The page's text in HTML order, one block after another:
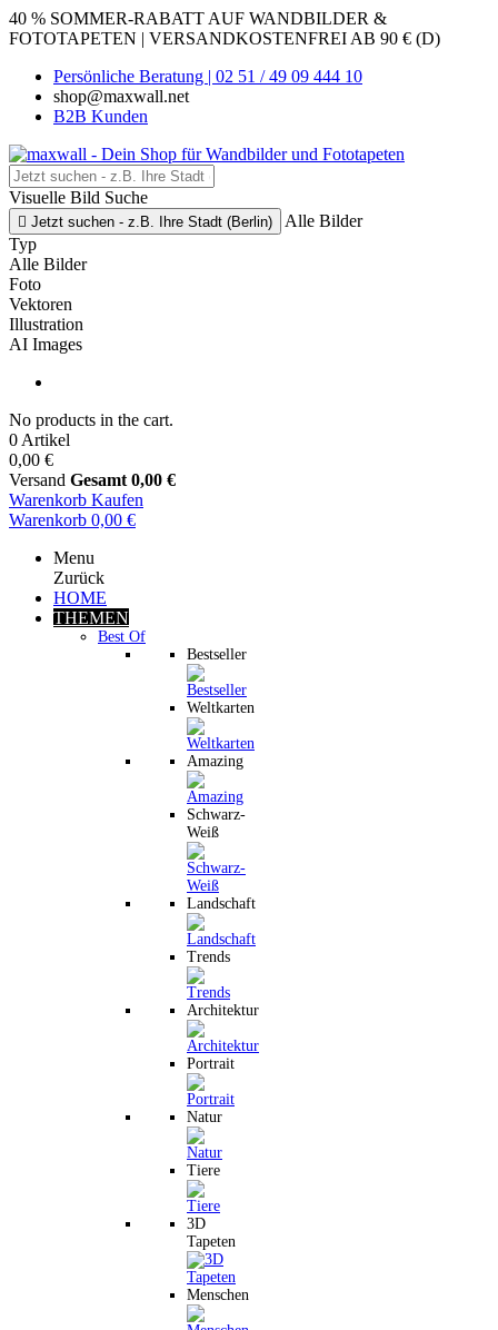
40 % SOMMER-RABATT AUF WANDBILDER &
FOTOTAPETEN | VERSANDKOSTENFREI AB 90 € (D)
Persönliche Beratung | 02 51 / 49 09 444 10
shop@maxwall.net
B2B Kunden
Visuelle Bild Suche
 Jetzt suchen - z.B. Ihre Stadt (Berlin)
Alle Bilder
Typ
Alle Bilder
Foto
Vektoren
Illustration
AI Images
No products in the cart.
0 Artikel
0,00 €
Versand Gesamt 0,00 €
Warenkorb Kaufen
Warenkorb 0,00 €
Menu
Zurück
HOME
THEMEN
Best Of
Bestseller
Weltkarten
Amazing
Schwarz-
Weiß
Landschaft
Trends
Architektur
Portrait
Natur
Tiere
3D
Tapeten
Menschen